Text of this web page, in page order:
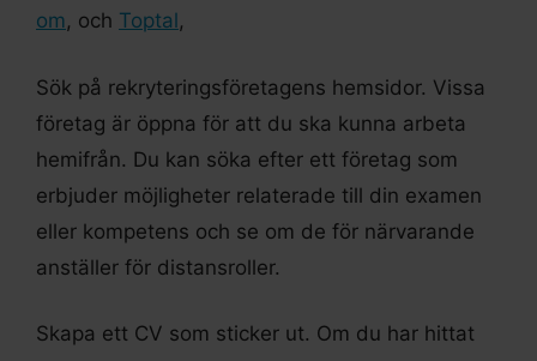
om, och Toptal,
Sök på rekryteringsföretagens hemsidor. Vissa
företag är öppna för att du ska kunna arbeta
hemifrån. Du kan söka efter ett företag som
erbjuder möjligheter relaterade till din examen
eller kompetens och se om de för närvarande
anställer för distansroller.
Skapa ett CV som sticker ut. Om du har hittat